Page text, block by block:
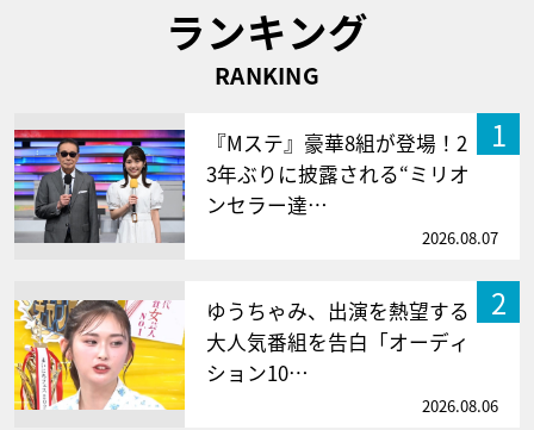
ランキング
RANKING
1
『Mステ』豪華8組が登場！2
3年ぶりに披露される“ミリオ
ンセラー達…
2026.08.07
2
ゆうちゃみ、出演を熱望する
大人気番組を告白「オーディ
ション10…
2026.08.06